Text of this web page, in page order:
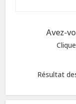
Avez-
Résultat